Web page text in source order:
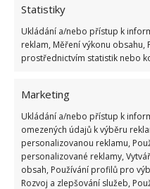
Statistiky
Ukládání a/nebo přístup k
reklam, Měření výkonu obsahu,
prostřednictvím statistik nebo
Marketing
Ukládání a/nebo přístup k
omezených údajů k výběru
personalizovanou reklamu,
personalizované reklamy,
obsah, Používání profilů pro
Rozvoj a zlepšování služeb,
dvě minuty déle. Je
Ztracená vejce jsou
skořápky. Je to
ho jen tak položit na
avokádem nebo
rajčete. Na toustu
si můžete i vlastní